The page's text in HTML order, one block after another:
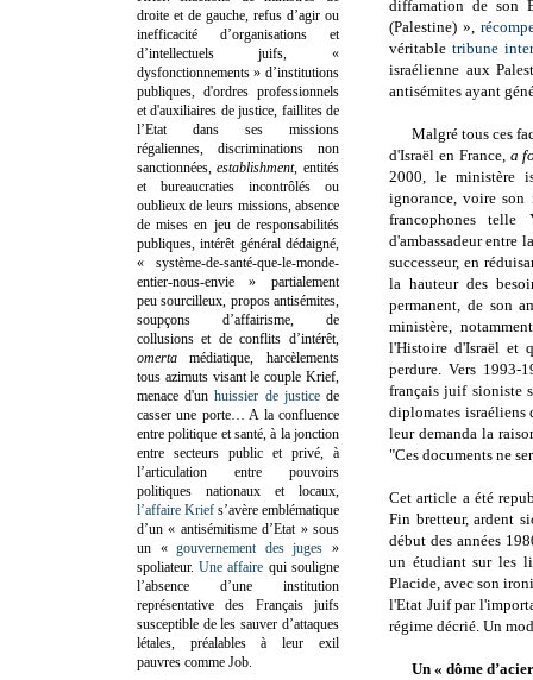
diffamation de son
(Palestine) »,
véritable tribune
israélienne aux
antisémites ayant
Malgré tous ces
d'Israël en France, a
2000, le ministère
ignorance, voire son
francophones telle
d'ambassadeur entre
successeur, en
la hauteur des
permanent, de son
ministère,
l'Histoire d'Israël et
perdure. Vers 1993-
français juif sioniste
diplomates israéliens
leur demanda la
"Ces documents ne
Cet article a été
Fin bretteur, ardent
début des années
un étudiant sur les
Placide, avec son
l'Etat Juif par
régime décrié. Un
Un « dôme
droite et de gauche, refus d’agir ou
inefficacité d’organisations et
d’intellectuels juifs, «
dysfonctionnements » d’institutions
publiques, d'ordres professionnels
et d'auxiliaires de justice, faillites de
l’Etat dans ses missions
régaliennes, discriminations non
sanctionnées,establishment, entités
et bureaucraties incontrôlés ou
oublieux de leurs missions, absence
de mises en jeu de responsabilités
publiques, intérêt général dédaigné,
« système-de-santé-que-le-monde-
entier-nous-envie » partialement
peu sourcilleux, propos antisémites,
soupçons d’affairisme, de
collusions et de conflits d’intérêt,
omertamédiatique, harcèlements
tous azimuts visant le couple Krief,
menace d'unhuissier de justicede
casser une porte… A la confluence
entre politique et santé, à la jonction
entre secteurs public et privé, à
l’articulation entre pouvoirs
politiques nationaux et locaux,
l’affaire Krief s’avère emblématique
d’un « antisémitisme d’Etat » sous
un «gouvernement des juges »
spoliateur.Une affaire qui souligne
l’absence d’une institution
représentative des Français juifs
susceptible de les sauver d’attaques
létales, préalables à leur exil
pauvres comme Job.